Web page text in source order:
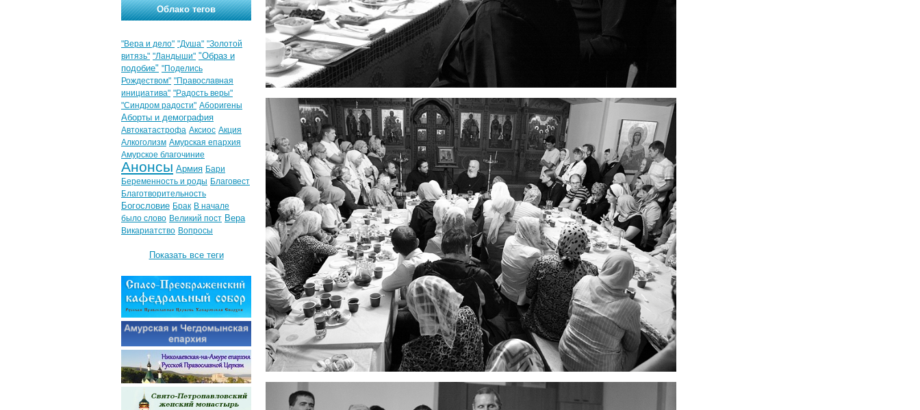
Облако тегов
"Вера и дело" "Душа" "Золотой
витязь" "Ландыши" "Образ и
подобие" "Поделись
Рождеством" "Православная
инициатива" "Радость веры"
"Синдром радости" Аборигены
Аборты и демография
Автокатастрофа Аксиос Акция
Алкоголизм Амурская епархия
Амурское благочиние
Анонсы Армия Бари
Беременность и роды Благовест
Благотворительность
Богословие Брак В начале
было слово Великий пост Вера
Викариатство Вопросы
Показать все теги